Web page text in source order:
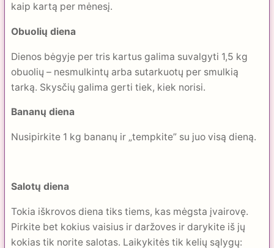
kaip kartą per mėnesį.
Obuolių diena
Dienos bėgyje per tris kartus galima suvalgyti 1,5 kg
obuolių – nesmulkintų arba sutarkuotų per smulkią
tarką. Skysčių galima gerti tiek, kiek norisi.
Bananų diena
Nusipirkite 1 kg bananų ir „tempkite” su juo visą dieną.
Salotų diena
Tokia iškrovos diena tiks tiems, kas mėgsta įvairovę.
Pirkite bet kokius vaisius ir daržoves ir darykite iš jų
kokias tik norite salotas. Laikykitės tik kelių sąlygų: